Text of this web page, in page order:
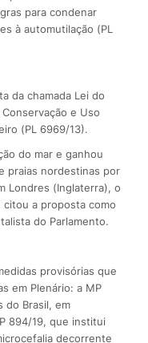
para condenar
à automutilação (PL
da chamada Lei do
e Uso
(PL 6969/13).
do mar e ganhou
praias nordestinas por
Londres (Inglaterra), o
citou a proposta como
do Parlamento.
provisórias que
em Plenário: a MP
do Brasil, em
894/19, que institui
decorrente